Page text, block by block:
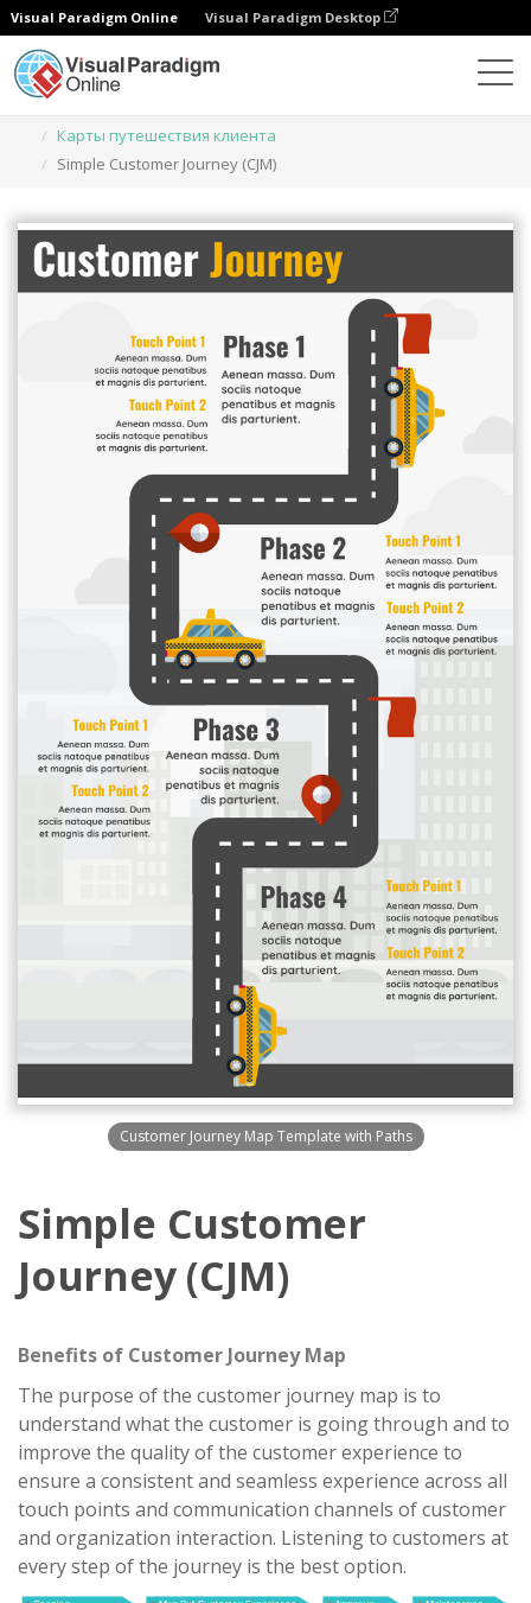
Visual Paradigm Online Visual Paradigm Desktop
Карты путешествия клиента
Simple Customer Journey (CJM)
Customer Journey Map Template with Paths
Simple Customer
Journey (CJM)
Benefits of Customer Journey Map
The purpose of the customer journey map is to
understand what the customer is going through and to
improve the quality of the customer experience to
ensure a consistent and seamless experience across all
touch points and communication channels of customer
and organization interaction. Listening to customers at
every step of the journey is the best option.